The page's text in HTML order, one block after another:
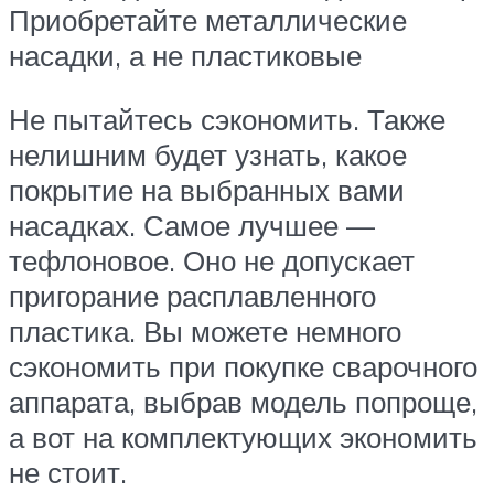
Приобретайте металлические
насадки, а не пластиковые
Не пытайтесь сэкономить. Также
нелишним будет узнать, какое
покрытие на выбранных вами
насадках. Самое лучшее —
тефлоновое. Оно не допускает
пригорание расплавленного
пластика. Вы можете немного
сэкономить при покупке сварочного
аппарата, выбрав модель попроще,
а вот на комплектующих экономить
не стоит.